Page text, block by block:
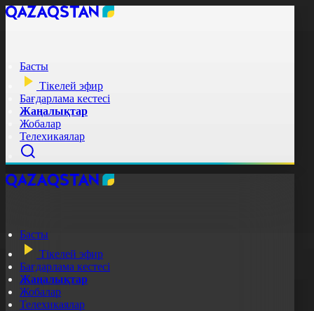
Басты
Тікелей эфир
Бағдарлама кестесі
Жаңалықтар
Жобалар
Телехикаялар
Басты
Тікелей эфир
Бағдарлама кестесі
Жаңалықтар
Жобалар
Телехикаялар